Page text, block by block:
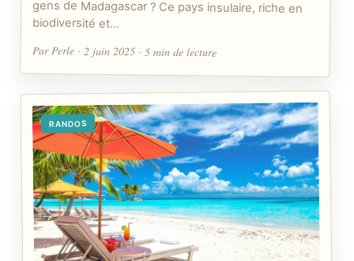
biodiversité et…
Par Perle · 2 juin 2025 · 5 min de lecture
RANDOS